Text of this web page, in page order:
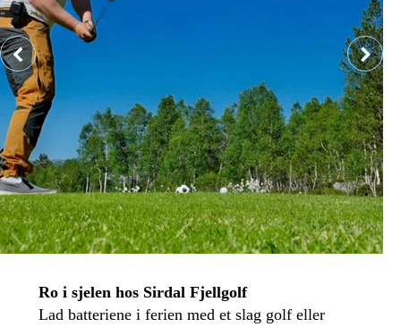
Ro i sjelen hos Sirdal Fjellgolf
Lad batteriene i ferien med et slag golf eller